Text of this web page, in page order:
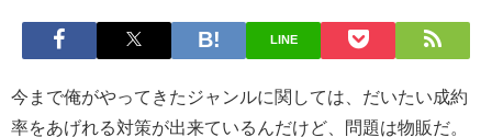
LINE
今まで俺がやってきたジャンルに関しては、だいたい成約
率をあげれる対策が出来ているんだけど、問題は物販だ。